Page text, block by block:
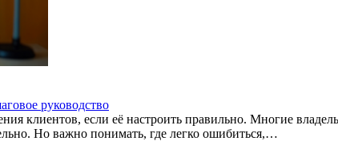
руководство
клиентов, если её настроить правильно. Многие
Но важно понимать, где легко ошибиться,…